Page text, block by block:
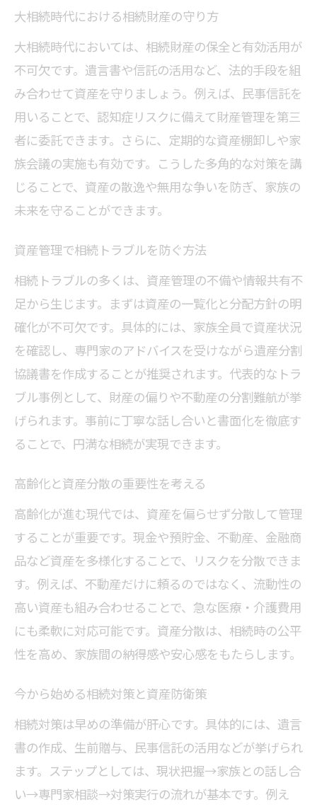
大相続時代における相続財産の守り方
大相続時代においては、相続財産の保全と有効活用が
不可欠です。遺言書や信託の活用など、法的手段を組
み合わせて資産を守りましょう。例えば、民事信託を
用いることで、認知症リスクに備えて財産管理を第三
者に委託できます。さらに、定期的な資産棚卸しや家
族会議の実施も有効です。こうした多角的な対策を講
じることで、資産の散逸や無用な争いを防ぎ、家族の
未来を守ることができます。
資産管理で相続トラブルを防ぐ方法
相続トラブルの多くは、資産管理の不備や情報共有不
足から生じます。まずは資産の一覧化と分配方針の明
確化が不可欠です。具体的には、家族全員で資産状況
を確認し、専門家のアドバイスを受けながら遺産分割
協議書を作成することが推奨されます。代表的なトラ
ブル事例として、財産の偏りや不動産の分割難航が挙
げられます。事前に丁寧な話し合いと書面化を徹底す
ることで、円満な相続が実現できます。
高齢化と資産分散の重要性を考える
高齢化が進む現代では、資産を偏らせず分散して管理
することが重要です。現金や預貯金、不動産、金融商
品など資産を多様化することで、リスクを分散できま
す。例えば、不動産だけに頼るのではなく、流動性の
高い資産も組み合わせることで、急な医療・介護費用
にも柔軟に対応可能です。資産分散は、相続時の公平
性を高め、家族間の納得感や安心感をもたらします。
今から始める相続対策と資産防衛策
相続対策は早めの準備が肝心です。具体的には、遺言
書の作成、生前贈与、民事信託の活用などが挙げられ
ます。ステップとしては、現状把握→家族との話し合
い→専門家相談→対策実行の流れが基本です。例え